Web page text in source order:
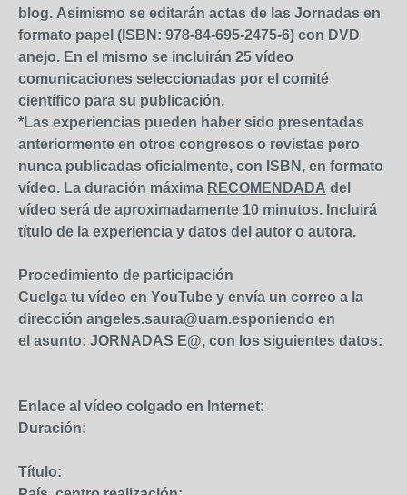
blog. Asimismo se editarán actas de las Jornadas en
formato papel (ISBN: 978-84-695-2475-6) con DVD
anejo. En el mismo se incluirán 25 vídeo
comunicaciones seleccionadas por el comité
científico para su publicación.
*Las experiencias pueden haber sido presentadas
anteriormente en otros congresos o revistas pero
nunca publicadas oficialmente, con ISBN, en formato
vídeo. La duración máxima RECOMENDADA del
vídeo será de aproximadamente 10 minutos. Incluirá
título de la experiencia y datos del autor o autora.
Procedimiento de participación
Cuelga tu vídeo en YouTube y envía un correo a la
dirección angeles.saura@uam.esponiendo en
el asunto: JORNADAS E@, con los siguientes datos:
Enlace al vídeo colgado en Internet:
Duración:
Título: